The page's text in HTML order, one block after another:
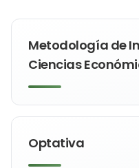
Metodología de
Ciencias
Optativa